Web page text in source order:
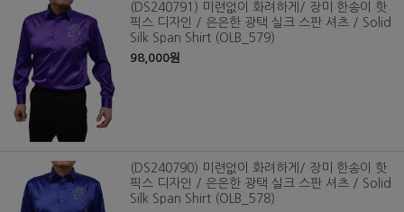
(DS240791) 미련없이 화려하게/ 장미 한송이 핫
픽스 디자인 / 은은한 광택 실크 스판 셔츠 / Solid
Silk Span Shirt (OLB_579)
98,000원
(DS240790) 미련없이 화려하게/ 장미 한송이 핫
픽스 디자인 / 은은한 광택 실크 스판 셔츠 / Solid
Silk Span Shirt (OLB_578)